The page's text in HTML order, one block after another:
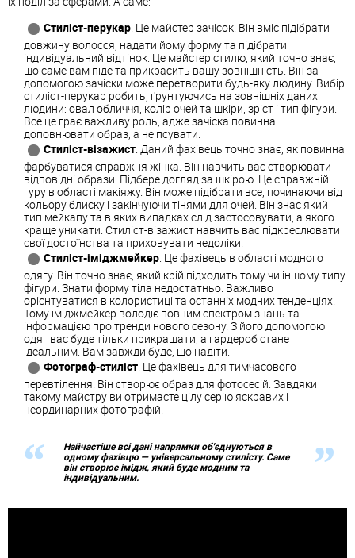
Стиліст-перукар. Це майстер зачісок. Він вміє підібрати
довжину волосся, надати йому форму та підібрати
індивідуальний відтінок. Це майстер стилю, який точно знає,
що саме вам піде та прикрасить вашу зовнішність. Він за
допомогою зачіски може перетворити будь-яку людину. Вибір
стиліст-перукар робить, ґрунтуючись на зовнішніх даних
людини: овал обличчя, колір очей та шкіри, зріст і тип фігури.
Все це грає важливу роль, адже зачіска повинна
доповнювати образ, а не псувати.
Стиліст-візажист. Даний фахівець точно знає, як повинна
фарбуватися справжня жінка. Він навчить вас створювати
відповідні образи. Підбере догляд за шкірою. Це справжній
гуру в області макіяжу. Він може підібрати все, починаючи від
кольору блиску і закінчуючи тінями для очей. Він знає який
тип мейкапу та в яких випадках слід застосовувати, а якого
краще уникати. Стиліст-візажист навчить вас підкреслювати
свої достоїнства та приховувати недоліки.
Стиліст-іміджмейкер. Це фахівець в області модного
одягу. Він точно знає, який крій підходить тому чи іншому типу
фігури. Знати форму тіла недостатньо. Важливо
орієнтуватися в колористиці та останніх модних тенденціях.
Тому іміджмейкер володіє повним спектром знань та
інформацією про тренди нового сезону. З його допомогою
одяг вас буде тільки прикрашати, а гардероб стане
ідеальним. Вам завжди буде, що надіти.
Фотограф-стиліст. Це фахівець для тимчасового
перевтілення. Він створює образ для фотосесій. Завдяки
такому майстру ви отримаєте цілу серію яскравих і
неординарних фотографій.
Найчастіше всі дані напрямки об'єднуються в
одному фахівцю — універсальному стилісту. Саме
він створює імідж, який буде модним та
індивідуальним.